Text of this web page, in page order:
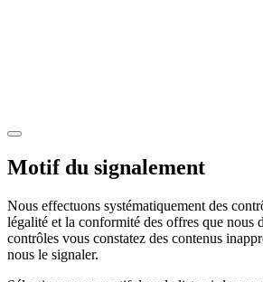
Motif du signalement
Nous effectuons systématiquement des
légalité et la conformité des offres que nous
contrôles vous constatez des contenus
nous le signaler.